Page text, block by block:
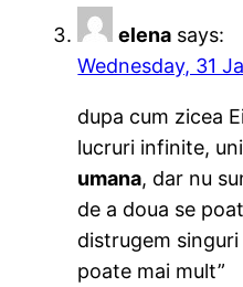
elena says:
Wednesday, 31
dupa cum zicea
lucruri infinite,
umana, dar nu
de a doua se
distrugem
poate mai mult”